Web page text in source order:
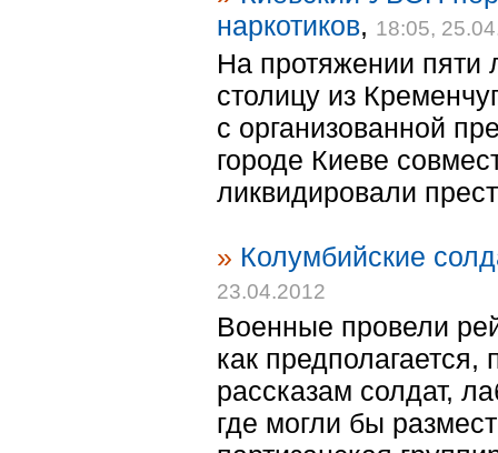
наркотиков, 18:05,
На протяжении пяти
столицу из
с организованной
городе Киеве
ликвидировали
» Колумбийские
23.04.2012
Военные провели
как
рассказам солдат,
где могли бы